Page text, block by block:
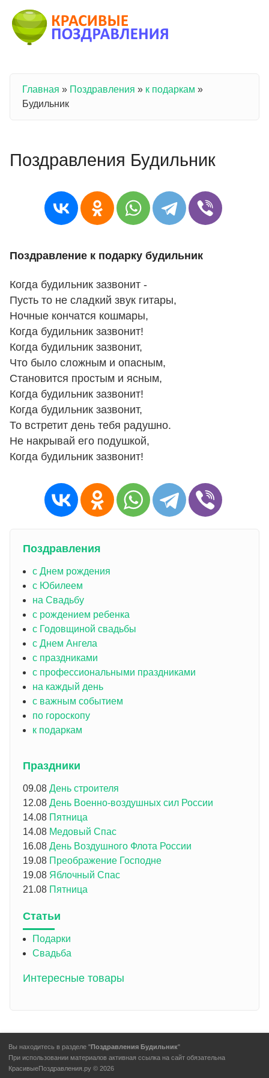
Вы здесь
Главная » Поздравления » к подаркам »
Будильник
Поздравления Будильник
Поздравление к подарку будильник
Когда будильник зазвонит -
Пусть то не сладкий звук гитары,
Ночные кончатся кошмары,
Когда будильник зазвонит!
Когда будильник зазвонит,
Что было сложным и опасным,
Становится простым и ясным,
Когда будильник зазвонит!
Когда будильник зазвонит,
То встретит день тебя радушно.
Не накрывай его подушкой,
Когда будильник зазвонит!
Поздравления
с Днем рождения
с Юбилеем
на Свадьбу
с рождением ребенка
с Годовщиной свадьбы
с Днем Ангела
с праздниками
с профессиональными праздниками
на каждый день
с важным событием
по гороскопу
к подаркам
Праздники
09.08 День строителя
12.08 День Военно-воздушных сил России
14.08 Пятница
14.08 Медовый Спас
16.08 День Воздушного Флота России
19.08 Преображение Господне
19.08 Яблочный Спас
21.08 Пятница
Статьи
Подарки
Свадьба
Интересные товары
Вы находитесь в разделе "Поздравления Будильник"
При использовании материалов активная ссылка на сайт обязательна
КрасивыеПоздравления.ру © 2026